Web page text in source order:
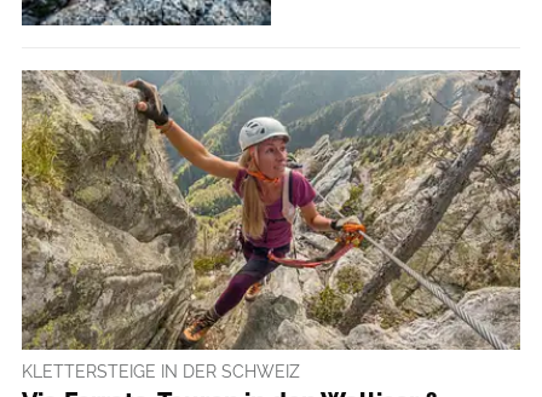
KLETTERSTEIGE IN DER SCHWEIZ